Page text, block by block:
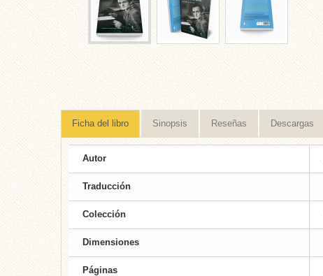
Ficha del libro Sinopsis Reseñas Descargas
Autor
Traducción
Colección
Dimensiones
Páginas